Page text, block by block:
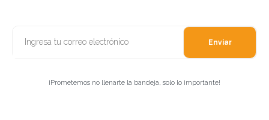
Enviar
¡Prometemos no llenarte la bandeja, solo lo importante!